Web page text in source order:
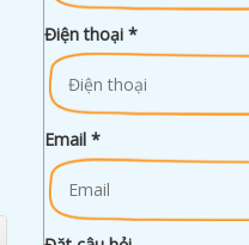
Điện thoại *
Email *